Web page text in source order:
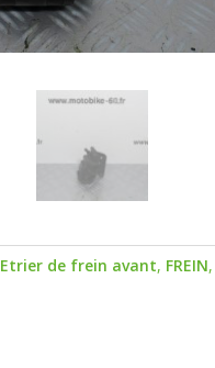
Etrier de frein avant, FREIN,